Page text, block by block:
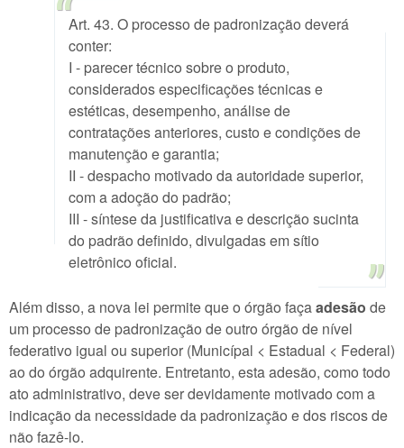
Art. 43. O processo de padronização deverá
conter:
I - parecer técnico sobre o produto,
considerados especificações técnicas e
estéticas, desempenho, análise de
contratações anteriores, custo e condições de
manutenção e garantia;
II - despacho motivado da autoridade superior,
com a adoção do padrão;
III - síntese da justificativa e descrição sucinta
do padrão definido, divulgadas em sítio
eletrônico oficial.
Além disso, a nova lei permite que o órgão façaadesão de
um processo de padronização de outro órgão de nível
federativo igual ou superior (Municípal < Estadual < Federal)
ao do órgão adquirente. Entretanto, esta adesão, como todo
ato administrativo, deve ser devidamente motivado com a
indicação da necessidade da padronização e dos riscos de
não fazê-lo.